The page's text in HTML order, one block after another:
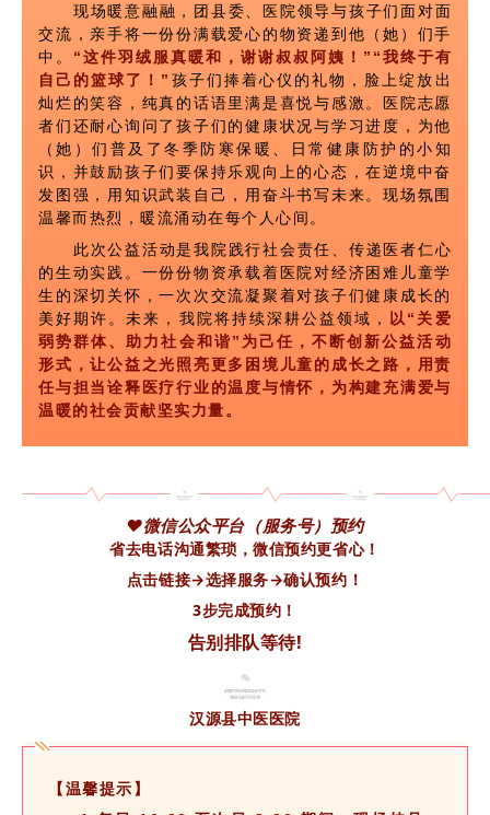
现场暖意融融，团县委、医院领导与孩子们面对面
交流，亲手将一份份满载爱心的物资递到他（她）们手
中。 “这件羽绒服真暖和，谢谢叔叔阿姨！”“我终于有
自己的篮球了！” 孩子们捧着心仪的礼物，脸上绽放出
灿烂的笑容，纯真的话语里满是喜悦与感激。医院志愿
者们还耐心询问了孩子们的健康状况与学习进度，为他
（她）们普及了冬季防寒保暖、日常健康防护的小知
识，并鼓励孩子们要保持乐观向上的心态，在逆境中奋
发图强，用知识武装自己，用奋斗书写未来。现场氛围
温馨而热烈，暖流涌动在每个人心间。
此次公益活动是我院践行社会责任、传递医者仁心
的生动实践。一份份物资承载着医院对经济困难儿童学
生的深切关怀，一次次交流凝聚着对孩子们健康成长的
美好期许。未来，我院将持续深耕公益领域，
以“关爱
弱势群体、助力社会和谐”为己任，不断创新公益活动
形式，让公益之光照亮更多困境儿童的成长之路，用责
任与担当诠释医疗行业的温度与情怀，为构建充满爱与
温暖的社会贡献坚实力量。
❤微信公众平台（服务号）预约
省去电话沟通繁琐，微信预约更省心！
点击链接→选择服务→确认预约！
3步完成预约！
告别排队等待!
汉源县中医医院
【温馨提示】